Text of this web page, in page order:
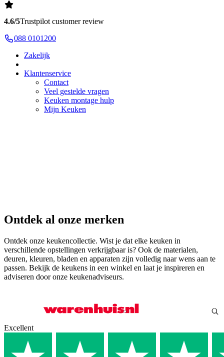
4.6/5Trustpilot customer review
088 0101200
Zakelijk
Klantenservice
Contact
Veel gestelde vragen
Keuken montage hulp
Mijn Keuken
Ontdek al onze merken
Ontdek onze keukencollectie. Wist je dat elke keuken in
verschillende opstellingen verkrijgbaar is? Ook de materialen,
deuren, kleuren, bladen en apparaten zijn volledig naar wens aan te
passen. Bekijk de keukens in een winkel en laat je inspireren en
adviseren door onze keukenadviseurs.
Excellent